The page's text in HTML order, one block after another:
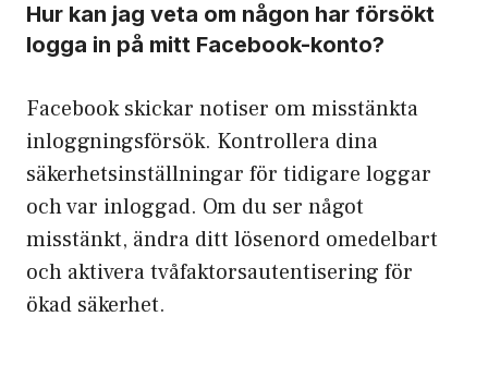
Hur kan jag veta om någon har försökt
logga in på mitt Facebook-konto?
Facebook skickar notiser om misstänkta
inloggningsförsök. Kontrollera dina
säkerhetsinställningar för tidigare loggar
och var inloggad. Om du ser något
misstänkt, ändra ditt lösenord omedelbart
och aktivera tvåfaktorsautentisering för
ökad säkerhet.